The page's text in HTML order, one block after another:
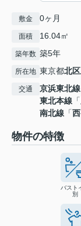
敷金 0ヶ月
面積 16.04㎡
築年数 築5年
所在地 東京都北区
交通 京浜東北線
東北本線 「
南北線 「
物件の特徴
バスト
別